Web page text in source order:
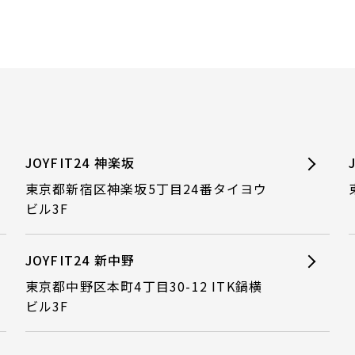
JOYFIT24 神楽坂
東京都新宿区神楽坂5丁目24番タイヨウ
ビル3F
JOYFIT24 新中野
東京都中野区本町4丁目30-12 ITK鍋横
ビル3F